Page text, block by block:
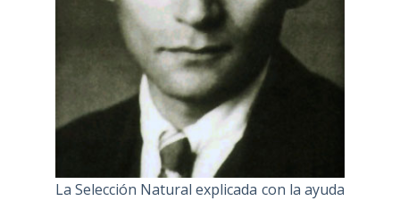
La Selección Natural explicada con la ayuda